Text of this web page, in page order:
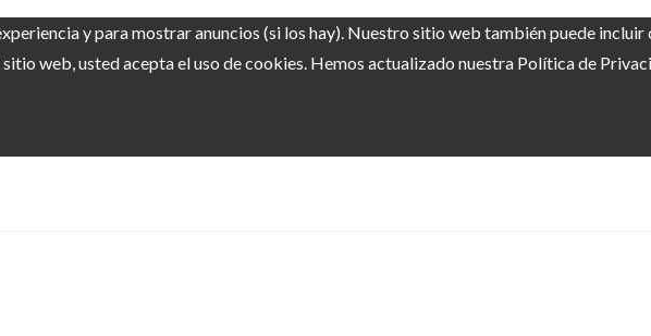
y para mostrar anuncios (si los hay). Nuestro sitio web también puede
web, usted acepta el uso de cookies. Hemos actualizado nuestra Política de